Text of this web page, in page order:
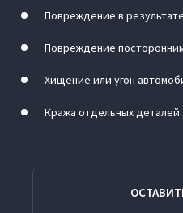
Повреждение в
Повреждение
Хищение или угон
Кража отдельных деталей